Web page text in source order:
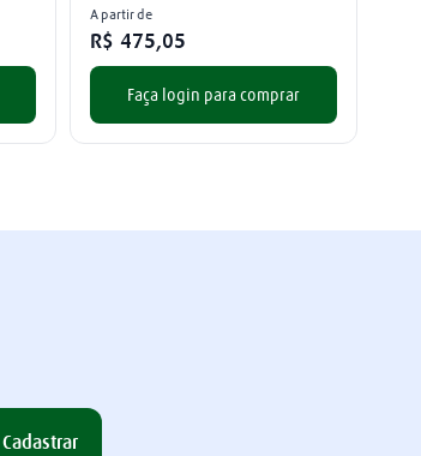
A partir de
R$ 475,05
Faça login para comprar
Cadastrar